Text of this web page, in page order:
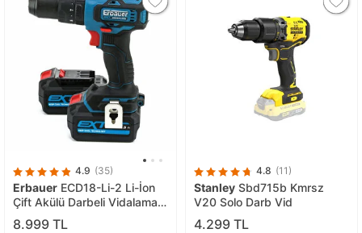
4.9 (35)
Erbauer ECD18-Li-2 Li-İon
Çift Akülü Darbeli Vidalama
18V 4A
8.999 TL
4.8 (11)
Stanley Sbd715b Kmrsz
V20 Solo Darb Vid
4.299 TL